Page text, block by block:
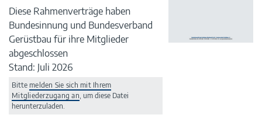
Diese Rahmenverträge haben
Bundesinnung und Bundesverband
Gerüstbau für ihre Mitglieder
abgeschlossen
Stand: Juli 2026
Bitte melden Sie sich mit Ihrem
Mitgliederzugang an, um diese Datei
herunterzuladen.